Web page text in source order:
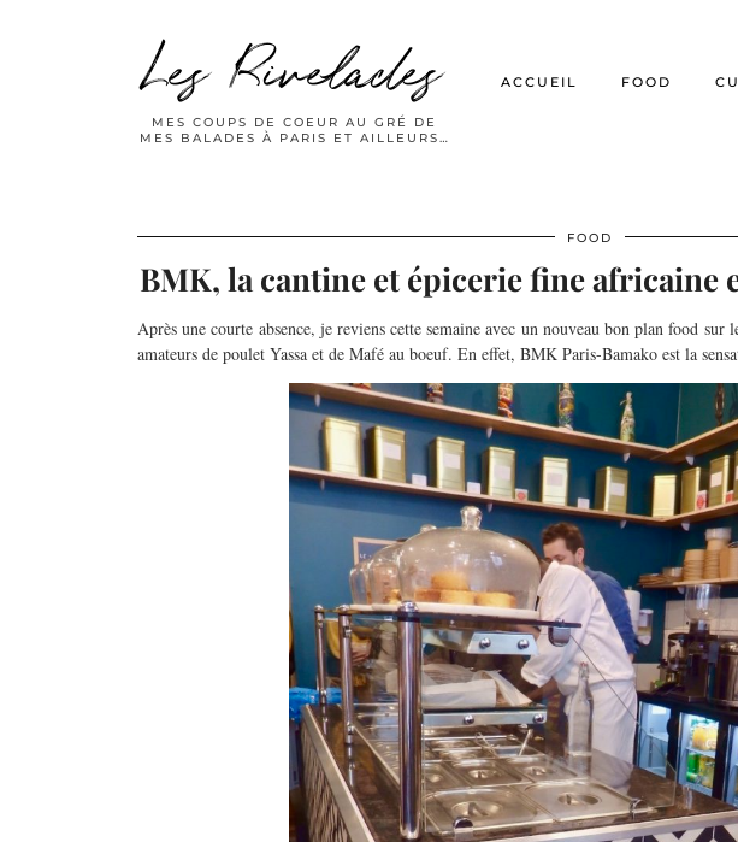
Les Rivelades
MES COUPS DE COEUR AU GRÉ DE
MES BALADES À PARIS ET AILLEURS…
ACCUEIL FOOD
FOOD
BMK, la cantine et épicerie fine africaine
Après une courte absence, je reviens cette semaine avec un nouveau bon plan food sur
amateurs de poulet Yassa et de Mafé au boeuf. En effet, BMK Paris-Bamako est la